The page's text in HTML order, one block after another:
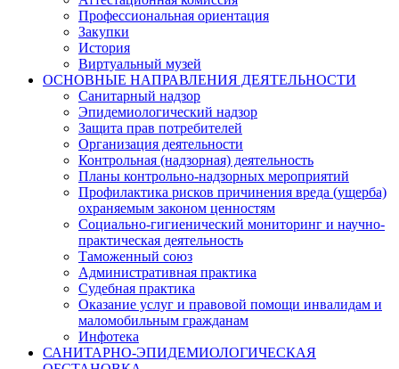
Профессиональная ориентация
Закупки
История
Виртуальный музей
ОСНОВНЫЕ НАПРАВЛЕНИЯ ДЕЯТЕЛЬНОСТИ
Санитарный надзор
Эпидемиологический надзор
Защита прав потребителей
Организация деятельности
Контрольная (надзорная) деятельность
Планы контрольно-надзорных мероприятий
Профилактика рисков причинения вреда (ущерба)
охраняемым законом ценностям
Социально-гигиенический мониторинг и научно-
практическая деятельность
Таможенный союз
Административная практика
Судебная практика
Оказание услуг и правовой помощи инвалидам и
маломобильным гражданам
Инфотека
САНИТАРНО-ЭПИДЕМИОЛОГИЧЕСКАЯ